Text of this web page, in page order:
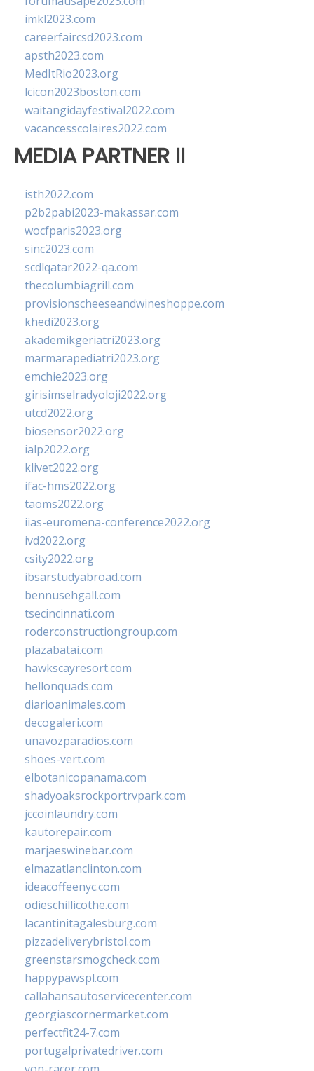
imkl2023.com
careerfaircsd2023.com
apsth2023.com
MedItRio2023.org
lcicon2023boston.com
waitangidayfestival2022.com
vacancesscolaires2022.com
MEDIA PARTNER II
isth2022.com
p2b2pabi2023-makassar.com
wocfparis2023.org
sinc2023.com
scdlqatar2022-qa.com
thecolumbiagrill.com
provisionscheeseandwineshoppe.com
khedi2023.org
akademikgeriatri2023.org
marmarapediatri2023.org
emchie2023.org
girisimselradyoloji2022.org
utcd2022.org
biosensor2022.org
ialp2022.org
klivet2022.org
ifac-hms2022.org
taoms2022.org
iias-euromena-conference2022.org
ivd2022.org
csity2022.org
ibsarstudyabroad.com
bennusehgall.com
tsecincinnati.com
roderconstructiongroup.com
plazabatai.com
hawkscayresort.com
hellonquads.com
diarioanimales.com
decogaleri.com
unavozparadios.com
shoes-vert.com
elbotanicopanama.com
shadyoaksrockportrvpark.com
jccoinlaundry.com
kautorepair.com
marjaeswinebar.com
elmazatlanclinton.com
ideacoffeenyc.com
odieschillicothe.com
lacantinitagalesburg.com
pizzadeliverybristol.com
greenstarsmogcheck.com
happypawspl.com
callahansautoservicecenter.com
georgiascornermarket.com
perfectfit24-7.com
portugalprivatedriver.com